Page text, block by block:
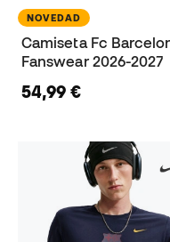
NOVEDAD
Camiseta Fc
Fanswear 2026-2027
54,99 €